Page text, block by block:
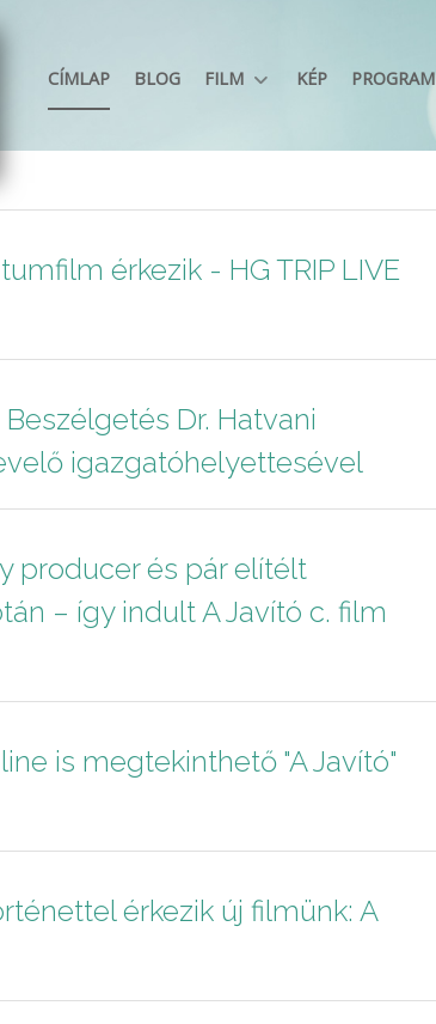
CÍMLAP BLOG FILM KÉP PROGRAM
érkezik - HG TRIP LIVE
Dr. Hatvani
igazgatóhelyettesével
producer és pár elítélt
– így indult A Javító c. film
is megtekinthető "A Javító"
érkezik új filmünk: A